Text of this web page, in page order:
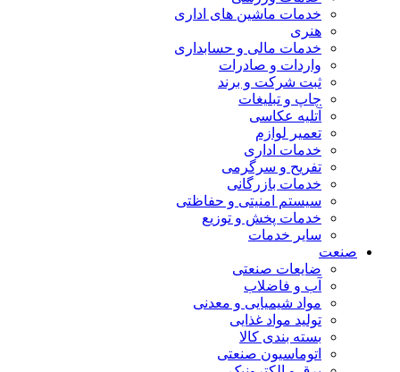
خدمات ماشین های اداری
هنری
خدمات مالی و حسابداری
واردات و صادرات
ثبت شرکت و برند
چاپ و تبلیغات
آتلیه عکاسی
تعمیر لوازم
خدمات اداری
تفریح و سرگرمی
خدمات بازرگانی
سیستم امنیتی و حفاظتی
خدمات پخش و توزیع
سایر خدمات
صنعت
ضایعات صنعتی
آب و فاضلاب
مواد شیمیایی و معدنی
تولید مواد غذایی
بسته بندی کالا
اتوماسیون صنعتی